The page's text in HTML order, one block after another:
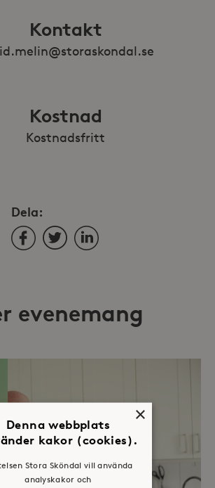
Kontakt
Kostnad
Kostnadsfritt
Dela:
FacebookTwitterLinkedIn
evenemang
×
Denna webbplats
kakor (cookies).
Stora Sköndal vill använda
analyskakor och